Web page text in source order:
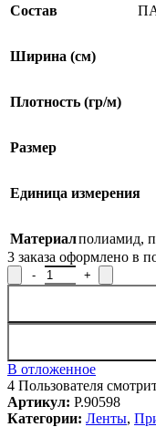
Состав
Ширина (см)
Плотность (гр/м)
Размер
Единица измерения
Материалполиамид,
3 заказа оформлено в
Количество товара
В отложенное
4 Пользователя
Артикул: Р.90598
Категории: Ленты,